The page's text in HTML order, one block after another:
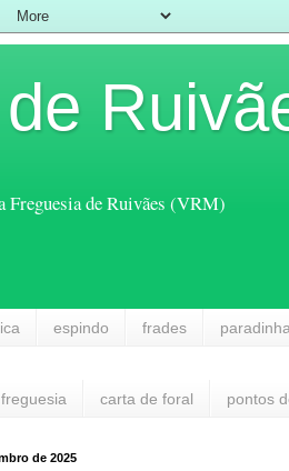
Freguesia de Ruivães (VRM)
espindo frades
carta de foral pontos
de 2025